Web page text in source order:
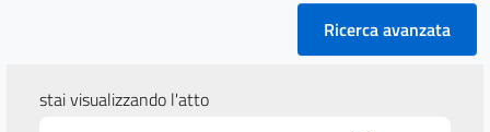
Ricerca avanzata
stai visualizzando l'atto